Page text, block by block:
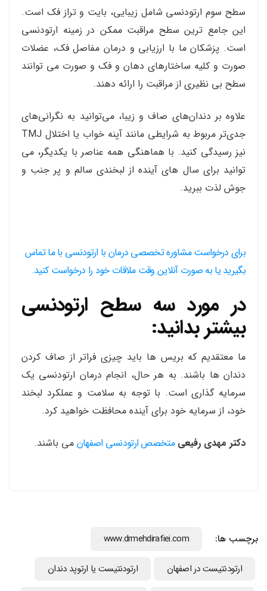
سطح سوم ارتودنسی شامل زیبایی، بایت و تراز فک است.
این جامع ترین سطح مراقبت ممکن در زمینه ارتودنسی
است. پزشکان ما با ارزیابی و درمان مفاصل فک، عضلات
صورت و کلیه ساختارهای دهان و فک و صورت می توانند
سطح بی نظیری از مراقبت را ارائه دهند.
علاوه بر دندان‌های صاف و زیبا، می‌توانید به نگرانی‌های
جدی‌تر مربوط به شرایطی مانند آپنه خواب یا اختلال TMJ
نیز رسیدگی کنید. با هماهنگی همه عناصر با یکدیگر، می
توانید برای سال های آینده از لبخندی سالم و پر جنب و
جوش لذت ببرید.
برای درخواست مشاوره تخصصی درمان با ارتودنسی با ما تماس
بگیرید یا به صورت آنلاین وقت ملاقات خود را درخواست کنید.
در مورد سه سطح ارتودنسی
بیشتر بدانید:
ما معتقدیم که بریس ها باید چیزی فراتر از صاف کردن
دندان ها باشند. به هر حال، انجام درمان ارتودنسی یک
سرمایه گذاری است. با توجه به سلامت و عملکرد لبخند
خود، از سرمایه خود برای آینده محافظت خواهید کرد.
دکتر مهدی رفیعی متخصص ارتودنسی اصفهان می باشند.
برچسب ها: www.drmehdirafiei.com
ارتودنتیست در اصفهان ارتودنتیست یا ارتوپد دندان